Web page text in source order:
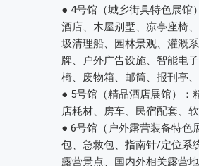
● 4号馆（城乡街具特色展馆
酒店、木屋别墅、凉亭座椅
圾清理船、园林景观、灌溉
牌、户外广告设施、智能电
椅、废物箱、邮筒、报刊亭
● 5号馆（精品酒店展馆）：
店耗材、房车、民宿配套、
● 6号馆（户外露营装备特色
包、急救包、指南针/定位系
露营景点、国内外相关露营